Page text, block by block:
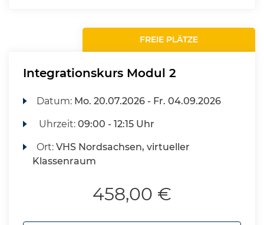
FREIE PLÄTZE
Integrationskurs Modul 2
Datum: Mo. 20.07.2026 - Fr. 04.09.2026
Uhrzeit:09:00 - 12:15 Uhr
Ort:VHS Nordsachsen, virtueller
Klassenraum
458,00 €